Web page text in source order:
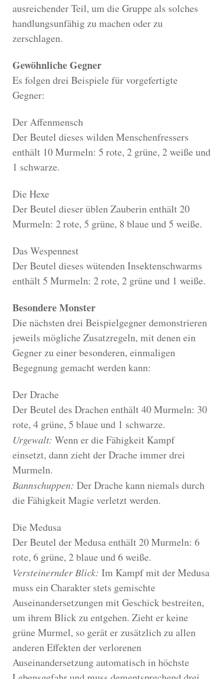
ausreichender Teil, um die Gruppe als solches
handlungsunfähig zu machen oder zu
zerschlagen.
Gewöhnliche Gegner
Es folgen drei Beispiele für vorgefertigte
Gegner:
Der Affenmensch
Der Beutel dieses wilden Menschenfressers
enthält 10 Murmeln: 5 rote, 2 grüne, 2 weiße und
1 schwarze.
Die Hexe
Der Beutel dieser üblen Zauberin enthält 20
Murmeln: 2 rote, 5 grüne, 8 blaue und 5 weiße.
Das Wespennest
Der Beutel dieses wütenden Insektenschwarms
enthält 5 Murmeln: 2 rote, 2 grüne und 1 weiße.
Besondere Monster
Die nächsten drei Beispielgegner demonstrieren
jeweils mögliche Zusatzregeln, mit denen ein
Gegner zu einer besonderen, einmaligen
Begegnung gemacht werden kann:
Der Drache
Der Beutel des Drachen enthält 40 Murmeln: 30
rote, 4 grüne, 5 blaue und 1 schwarze.
Urgewalt: Wenn er die Fähigkeit Kampf
einsetzt, dann zieht der Drache immer drei
Murmeln.
Bannschuppen: Der Drache kann niemals durch
die Fähigkeit Magie verletzt werden.
Die Medusa
Der Beutel der Medusa enthält 20 Murmeln: 6
rote, 6 grüne, 2 blaue und 6 weiße.
Versteinernder Blick: Im Kampf mit der Medusa
muss ein Charakter stets gemischte
Auseinandersetzungen mit Geschick bestreiten,
um ihrem Blick zu entgehen. Zieht er keine
grüne Murmel, so gerät er zusätzlich zu allen
anderen Effekten der verlorenen
Auseinandersetzung automatisch in höchste